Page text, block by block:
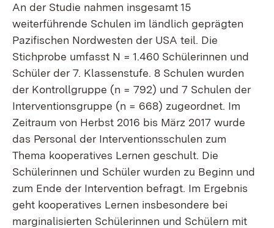
An der Studie nahmen insgesamt 15
weiterführende Schulen im ländlich geprägten
Pazifischen Nordwesten der USA teil. Die
Stichprobe umfasst N = 1.460 Schülerinnen und
Schüler der 7. Klassenstufe. 8 Schulen wurden
der Kontrollgruppe (n = 792) und 7 Schulen der
Interventionsgruppe (n = 668) zugeordnet. Im
Zeitraum von Herbst 2016 bis März 2017 wurde
das Personal der Interventionsschulen zum
Thema kooperatives Lernen geschult. Die
Schülerinnen und Schüler wurden zu Beginn und
zum Ende der Intervention befragt. Im Ergebnis
geht kooperatives Lernen insbesondere bei
marginalisierten Schülerinnen und Schülern mit